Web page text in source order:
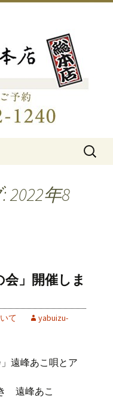
「藪伊豆総
検
2022年8
」開催しま
て
yabuizu-
遠峰あこ唄とア
遠峰あこ